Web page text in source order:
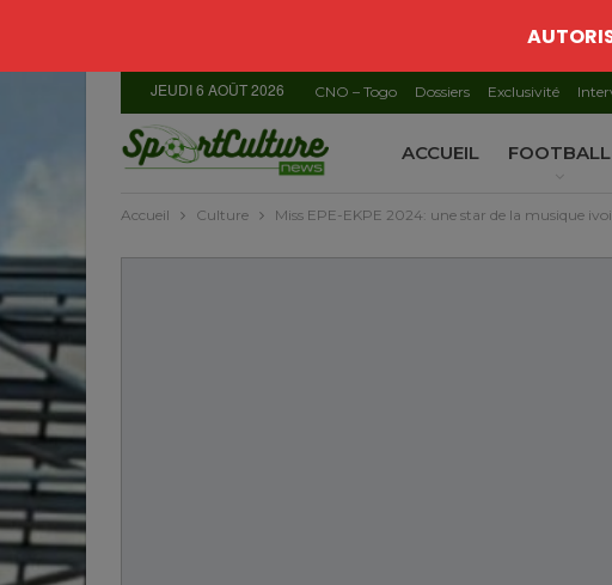
JEUDI 6 AOÛT 2026 CNO – Togo Dossiers Exclusivité
ACCUEIL FOOTBALL
Accueil Culture Miss EPE-EKPE 2024: une star de la musique